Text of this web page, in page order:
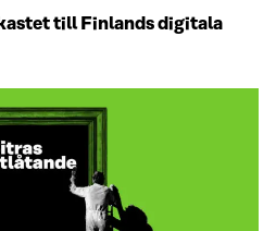
till Finlands digitala